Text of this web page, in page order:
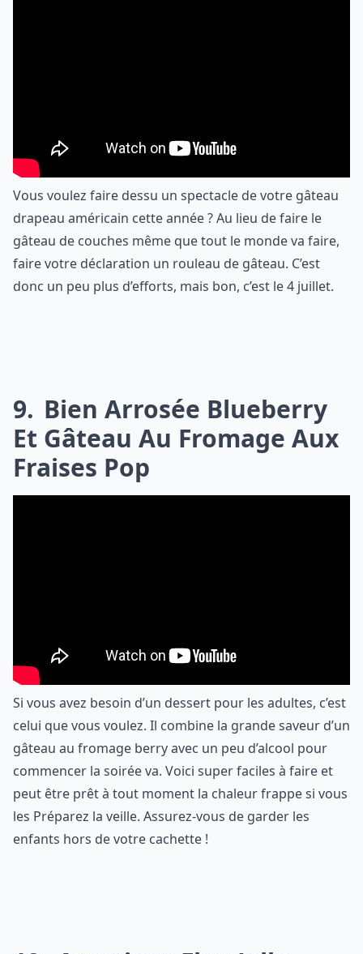
Vous voulez faire dessu un spectacle de votre gâteau
drapeau américain cette année ? Au lieu de faire le
gâteau de couches même que tout le monde va faire,
faire votre déclaration un rouleau de gâteau. C’est
donc un peu plus d’efforts, mais bon, c’est le 4 juillet.
9 Bien Arrosée Blueberry
Et Gâteau Au Fromage Aux
Fraises Pop
Si vous avez besoin d’un dessert pour les adultes, c’est
celui que vous voulez. Il combine la grande saveur d’un
gâteau au fromage berry avec un peu d’alcool pour
commencer la soirée va. Voici super faciles à faire et
peut être prêt à tout moment la chaleur frappe si vous
les Préparez la veille. Assurez-vous de garder les
enfants hors de votre cachette !